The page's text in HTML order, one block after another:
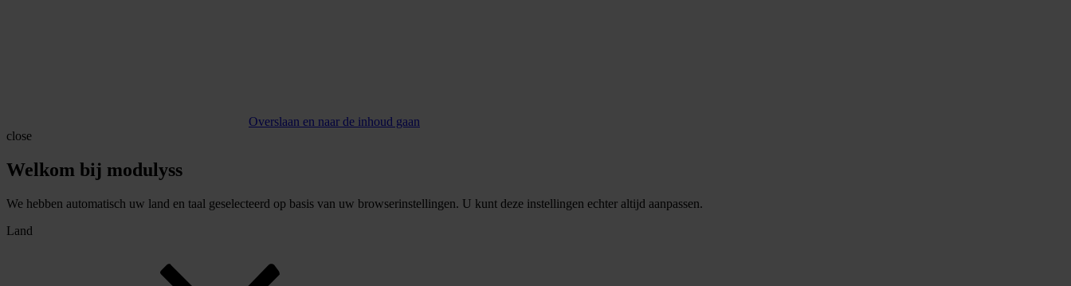
Overslaan en naar de inhoud gaan
close
Welkom bij modulyss
We hebben automatisch uw land en taal geselecteerd op basis van uw browserinstellingen. U kunt deze instellingen echter altijd aanpassen.
Land